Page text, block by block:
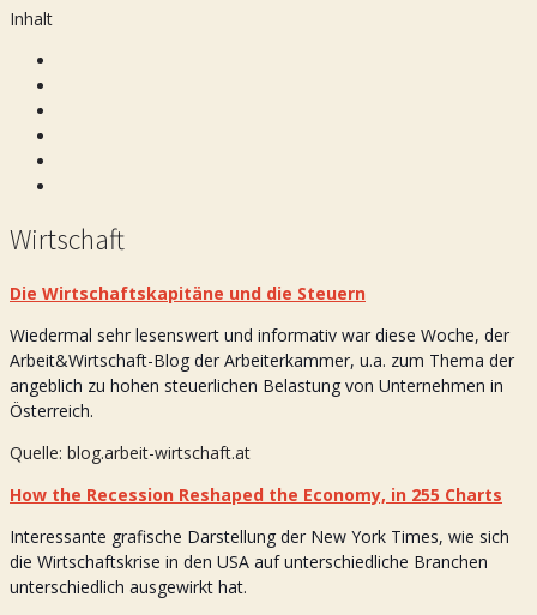
Inhalt
Wirtschaft
Die Wirtschaftskapitäne und die Steuern
Wiedermal sehr lesenswert und informativ war diese Woche, der
Arbeit&Wirtschaft-Blog der Arbeiterkammer, u.a. zum Thema der
angeblich zu hohen steuerlichen Belastung von Unternehmen in
Österreich.
Quelle: blog.arbeit-wirtschaft.at
How the Recession Reshaped the Economy, in 255 Charts
Interessante grafische Darstellung der New York Times, wie sich
die Wirtschaftskrise in den USA auf unterschiedliche Branchen
unterschiedlich ausgewirkt hat.